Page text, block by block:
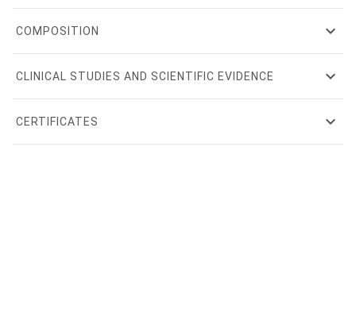
COMPOSITION expand_more
CLINICAL STUDIES AND SCIENTIFIC EVIDENCE expand_more
CERTIFICATES expand_more